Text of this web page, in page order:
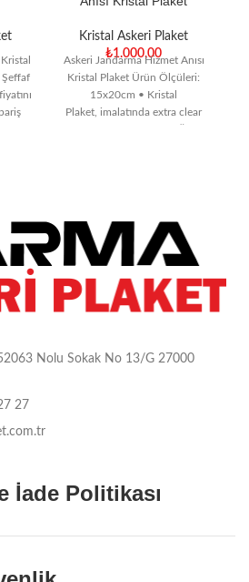
Şeffaf
Kristal Askeri Plaket
₺1.000,00
Askeri Jandarma Hizmet Anısı
Kristal Plaket Ürün Ölçüleri:
15x20cm • Kristal
Plaket, imalatında extra clear
Nolu Sokak No 13/G 27000
27
İade Politikası